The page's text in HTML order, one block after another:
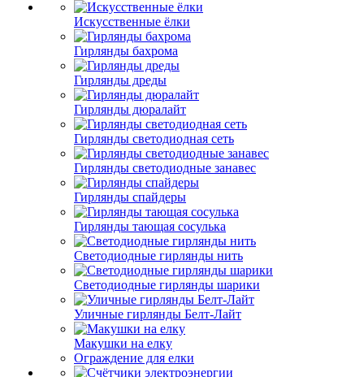
Искусственные ёлки
Гирлянды бахрома
Гирлянды дреды
Гирлянды дюралайт
Гирлянды светодиодная сеть
Гирлянды светодиодные занавес
Гирлянды спайдеры
Гирлянды тающая сосулька
Светодиодные гирлянды нить
Светодиодные гирлянды шарики
Уличные гирлянды Белт-Лайт
Макушки на елку
Ограждение для елки